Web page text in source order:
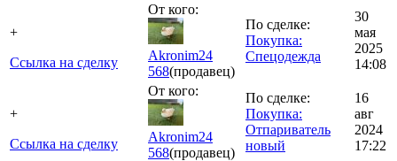
+
Ссылка на сделку
От кого:
Akronim24
568(продавец)
По сделке:
Покупка:
Спецодежда
30
мая
2025
14:08
+
Ссылка на сделку
От кого:
Akronim24
568(продавец)
По сделке:
Покупка:
Отпариватель
новый
16
авг
2024
17:22